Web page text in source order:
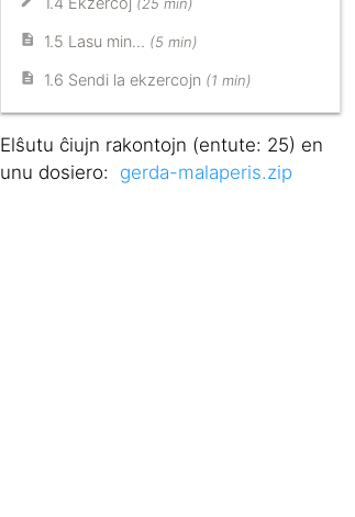
1.5 Lasu min… (5 min)
1.6 Sendi la ekzercojn (1 min)
Elŝutu ĉiujn rakontojn (entute: 25) en
unu dosiero: gerda-malaperis.zip